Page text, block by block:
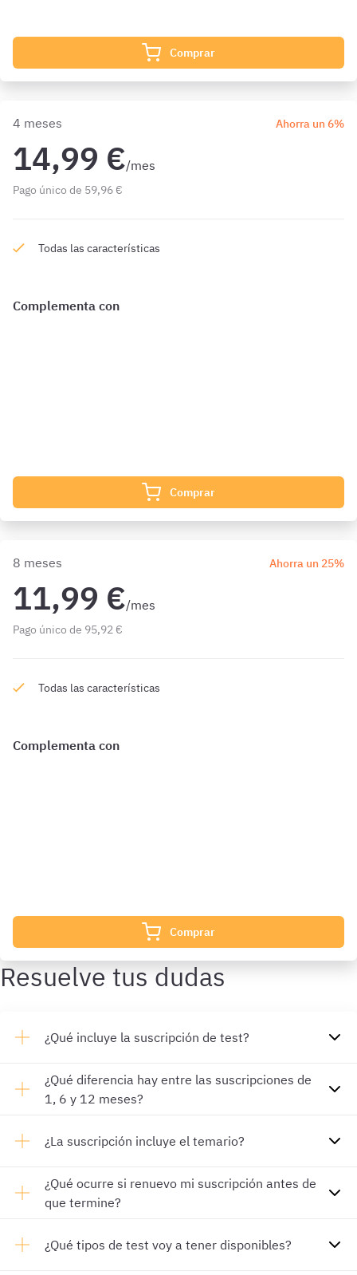
Comprar
4 meses Ahorra un 6%
14,99 €/mes
Pago único de 59,96 €
Todas las características
Complementa con
Comprar
8 meses Ahorra un 25%
11,99 €/mes
Pago único de 95,92 €
Todas las características
Complementa con
Comprar
Resuelve tus dudas
¿Qué incluye la suscripción de test?
¿Qué diferencia hay entre las suscripciones de
1, 6 y 12 meses?
¿La suscripción incluye el temario?
¿Qué ocurre si renuevo mi suscripción antes de
que termine?
¿Qué tipos de test voy a tener disponibles?